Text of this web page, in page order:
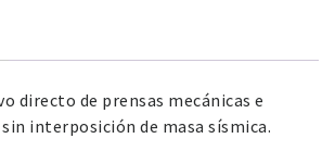
directo de prensas mecánicas e
interposición de masa sísmica.